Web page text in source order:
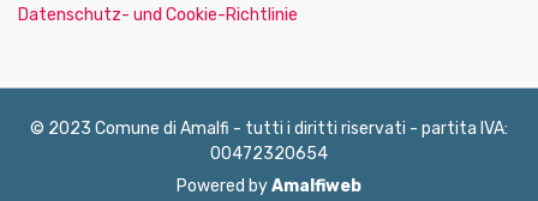
Datenschutz- und Cookie-Richtlinie
© 2023 Comune di Amalfi - tutti i diritti riservati - partita IVA:
00472320654
Powered byAmalfiweb